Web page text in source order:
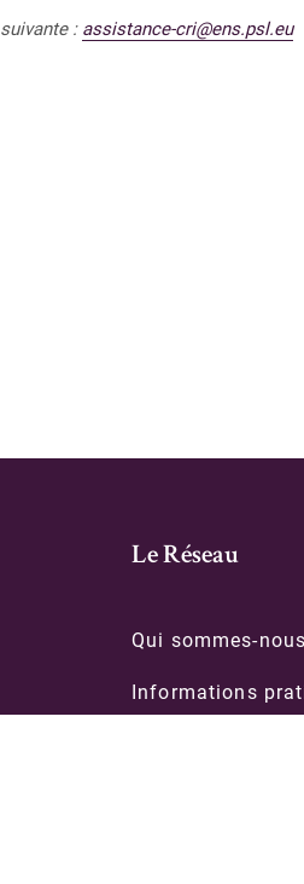
: assistance-cri@ens.psl.eu
Le Réseau
Qui sommes-
Informations